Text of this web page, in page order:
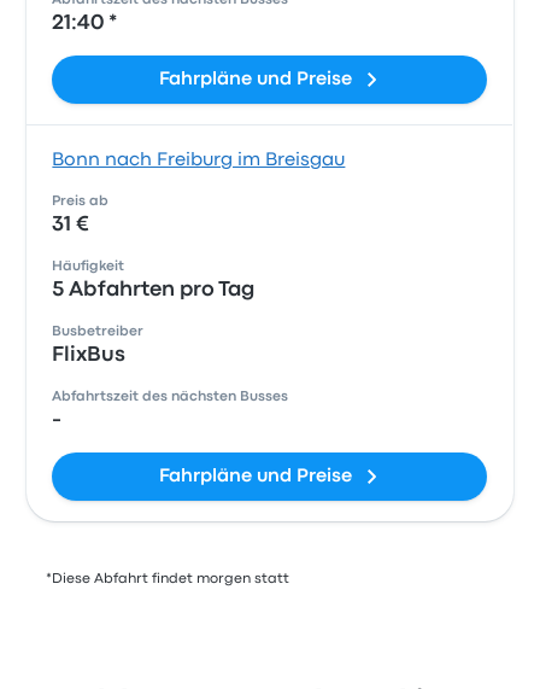
21:40 *
Fahrpläne und Preise
Bonn nach Freiburg im Breisgau
Preis ab
31 €
Häufigkeit
5 Abfahrten pro Tag
Busbetreiber
FlixBus
Abfahrtszeit des nächsten Busses
-
Fahrpläne und Preise
*Diese Abfahrt findet morgen statt